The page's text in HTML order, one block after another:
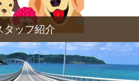
タッフ紹介